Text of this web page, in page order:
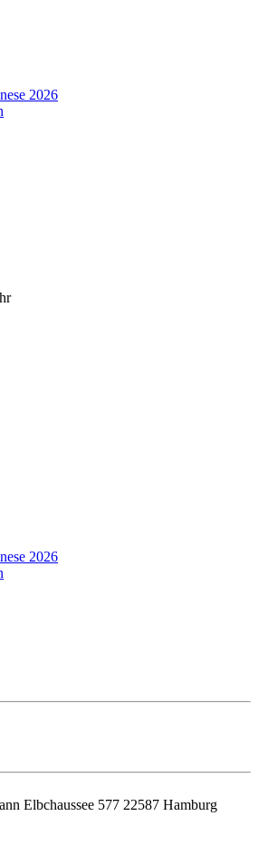
2026
2026
Elbchaussee 577 22587 Hamburg